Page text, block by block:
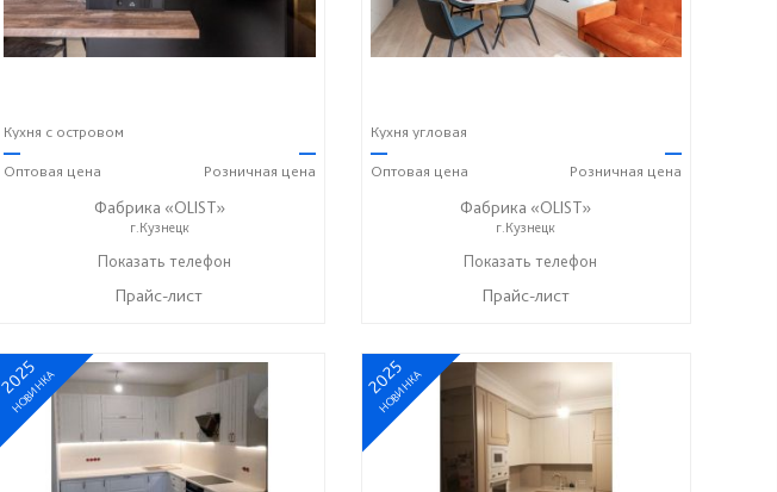
Кухня с островом
—
Оптовая цена
—
Розничная цена
Фабрика «OLIST»
г.Кузнецк
+7 937 412 77 79
Показать телефон
Прайс-лист
Кухня угловая
—
Оптовая цена
—
Розничная цена
Фабрика «OLIST»
г.Кузнецк
☎+7 937 412 77 79
Показать телефон
Прайс-лист
2025
НОВИНКА 2025
НОВИНКА